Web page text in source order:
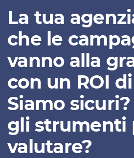
La tua
che le
vanno alla
con un ROI
Siamo
gli strumenti
valutare?